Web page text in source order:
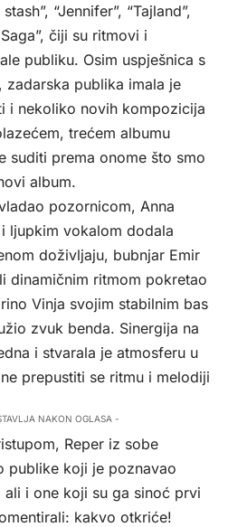
“Jennifer”, “Tajland”,
čiji su ritmovi i
publiku. Osim uspješnica s
publika imala je
i nekoliko novih kompozicija
trećem albumu
suditi prema onome što smo
album.
pozornicom, Anna
ljupkim vokalom dodala
doživljaju, bubnjar Emir
dinamičnim ritmom pokretao
Vinja svojim stabilnim bas
zvuk benda. Sinergija na
i stvarala je atmosferu u
prepustiti se ritmu i melodiji
NAKON OGLASA -
Reper iz sobe
publike koji je poznavao
i one koji su ga sinoć prvi
kakvo otkriće!